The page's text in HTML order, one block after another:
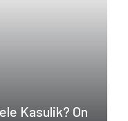
Kasulik? On